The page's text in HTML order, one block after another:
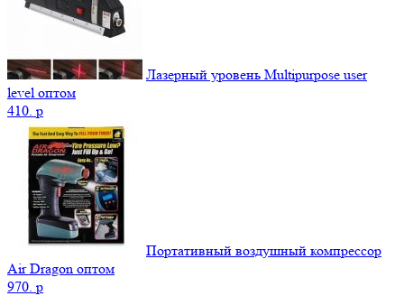
Лазерный уровень Multipurpose user
level оптом
410. p
Портативный воздушный компрессор
Air Dragon оптом
970. p